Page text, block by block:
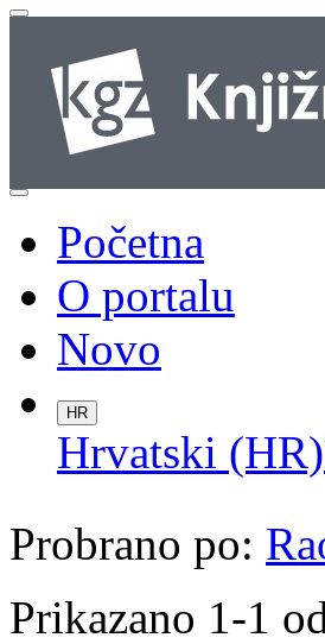
Početna
O portalu
Novo
HR
Hrvatski (HR)
Probrano po:
Prikazano 1-1